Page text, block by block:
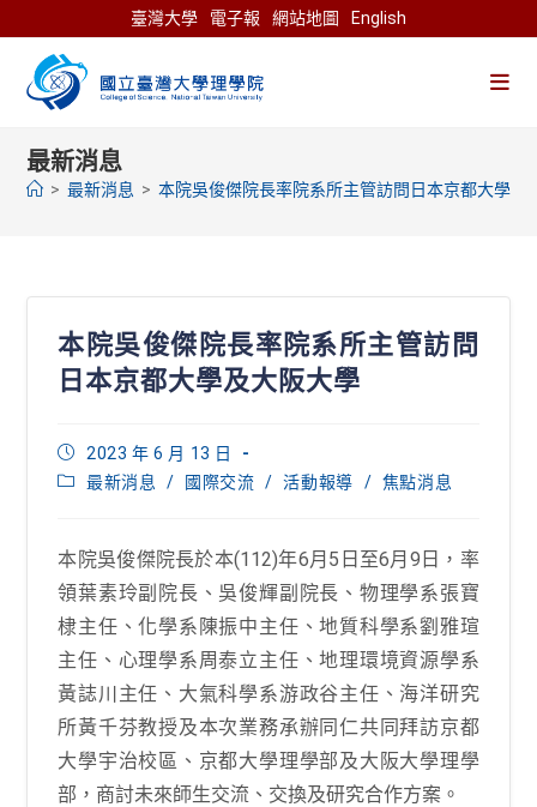
to
content
臺灣大學 電子報 網站地圖 English
最新消息
> 最新消息 > 本院吳俊傑院長率院系所主管訪問日本京都大學及
本院吳俊傑院長率院系所主管訪問
日本京都大學及大阪大學
Post
published:
2023 年 6 月 13 日
Post最新消息 / 國際交流 / 活動報導 / 焦點消息
本院吳俊傑院長於本(112)年6月5日至6月9日，率
領葉素玲副院長、吳俊輝副院長、物理學系張寶
棣主任、化學系陳振中主任、地質科學系劉雅瑄
主任、心理學系周泰立主任、地理環境資源學系
黃誌川主任、大氣科學系游政谷主任、海洋研究
所黃千芬教授及本次業務承辦同仁共同拜訪京都
大學宇治校區、京都大學理學部及大阪大學理學
部，商討未來師生交流、交換及研究合作方案。